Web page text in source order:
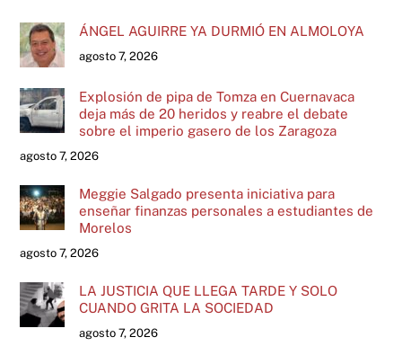
ÁNGEL AGUIRRE YA DURMIÓ EN ALMOLOYA
agosto 7, 2026
Explosión de pipa de Tomza en Cuernavaca
deja más de 20 heridos y reabre el debate
sobre el imperio gasero de los Zaragoza
agosto 7, 2026
Meggie Salgado presenta iniciativa para
enseñar finanzas personales a estudiantes de
Morelos
agosto 7, 2026
LA JUSTICIA QUE LLEGA TARDE Y SOLO
CUANDO GRITA LA SOCIEDAD
agosto 7, 2026